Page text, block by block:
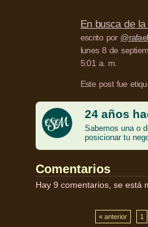
En busca de
escrito por
lunes 8 de
5:01 a. m.
Este post fue
24 años
Sabemos una o
posicionar tu
Comentarios
Hay 9 comentarios, se está
« anterior 1